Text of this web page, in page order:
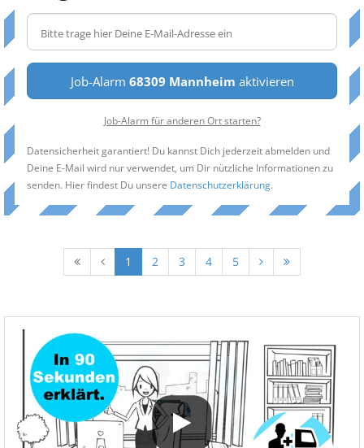
Job-Alarm 68309 Mannheim aktivieren
Job-Alarm für anderen Ort starten?
Datensicherheit garantiert! Du kannst Dich jederzeit abmelden und
Deine E-Mail wird nur verwendet, um Dir nützliche Informationen zu
senden. Hier findest Du unsere Datenschutzerklärung.
1 2 3 4 5